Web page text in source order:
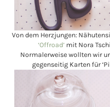
Von dem Herzjungen:
‘Offroad’mit Nora
Normalerweise wollten wir
gegenseitig Karten für